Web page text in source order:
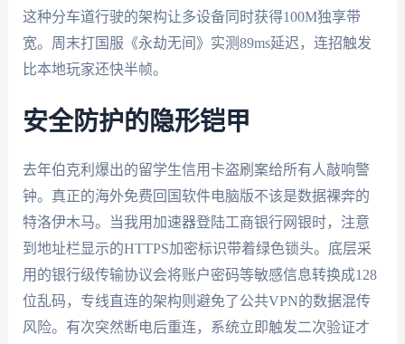
这种分车道行驶的架构让多设备同时获得100M独享带
宽。周末打国服《永劫无间》实测89ms延迟，连招触发
比本地玩家还快半帧。
安全防护的隐形铠甲
去年伯克利爆出的留学生信用卡盗刷案给所有人敲响警
钟。真正的海外免费回国软件电脑版不该是数据裸奔的
特洛伊木马。当我用加速器登陆工商银行网银时，注意
到地址栏显示的HTTPS加密标识带着绿色锁头。底层采
用的银行级传输协议会将账户密码等敏感信息转换成128
位乱码，专线直连的架构则避免了公共VPN的数据混传
风险。有次突然断电后重连，系统立即触发二次验证才